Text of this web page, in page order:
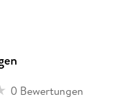
0 Bewertungen